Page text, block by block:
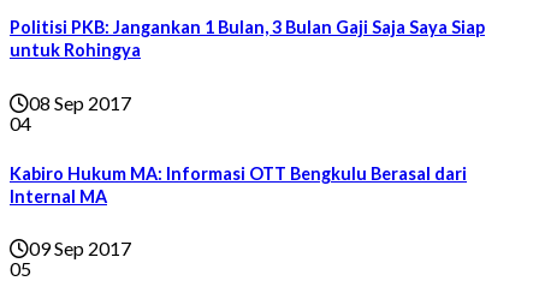
Politisi PKB: Jangankan 1 Bulan, 3 Bulan Gaji Saja Saya Siap
untuk Rohingya
08 Sep 2017
04
Kabiro Hukum MA: Informasi OTT Bengkulu Berasal dari
Internal MA
09 Sep 2017
05